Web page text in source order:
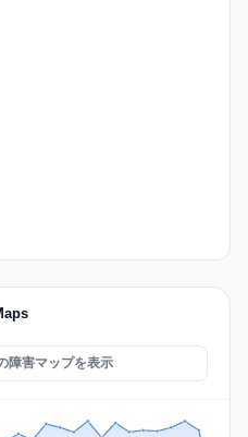
障害マップを表示